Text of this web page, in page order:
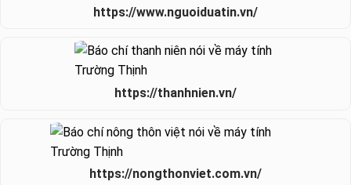
https://www.nguoiduatin.vn/
https://thanhnien.vn/
https://nongthonviet.com.vn/